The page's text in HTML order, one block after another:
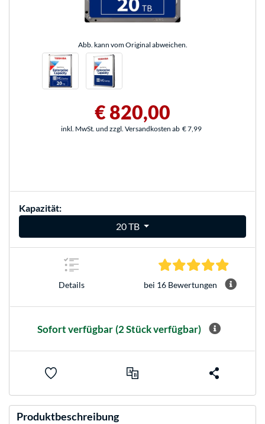
Abb. kann vom Original abweichen.
€ 820,00
inkl. MwSt. und zzgl. Versandkosten ab € 7,99
Kapazität:
20 TB
Details bei 16 Bewertungen
Sofort verfügbar (2 Stück verfügbar)
Produktbeschreibung